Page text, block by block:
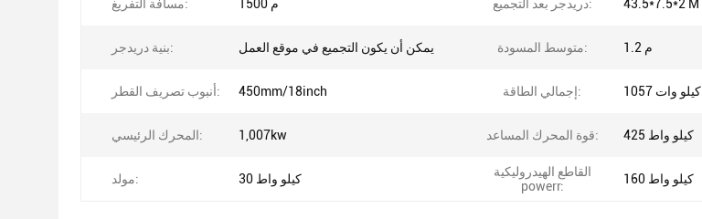
مسافة التفريغ: 1500 م دريدجر بعد التجميع:
بنية دريدجر: يمكن أن يكون التجميع في موقع العمل متوسط ​​المسودة: 1.2 م
أنبوب تصريف القطر: 450mm/18inch إجمالي الطاقة: 1057 كيلو وات
المحرك الرئيسي: 1,007kw قوة المحرك المساعد: 425 كيلو واط
مولد: 30 كيلو واط
القاطع الهيدروليكية
powerr:
160 كيلو واط